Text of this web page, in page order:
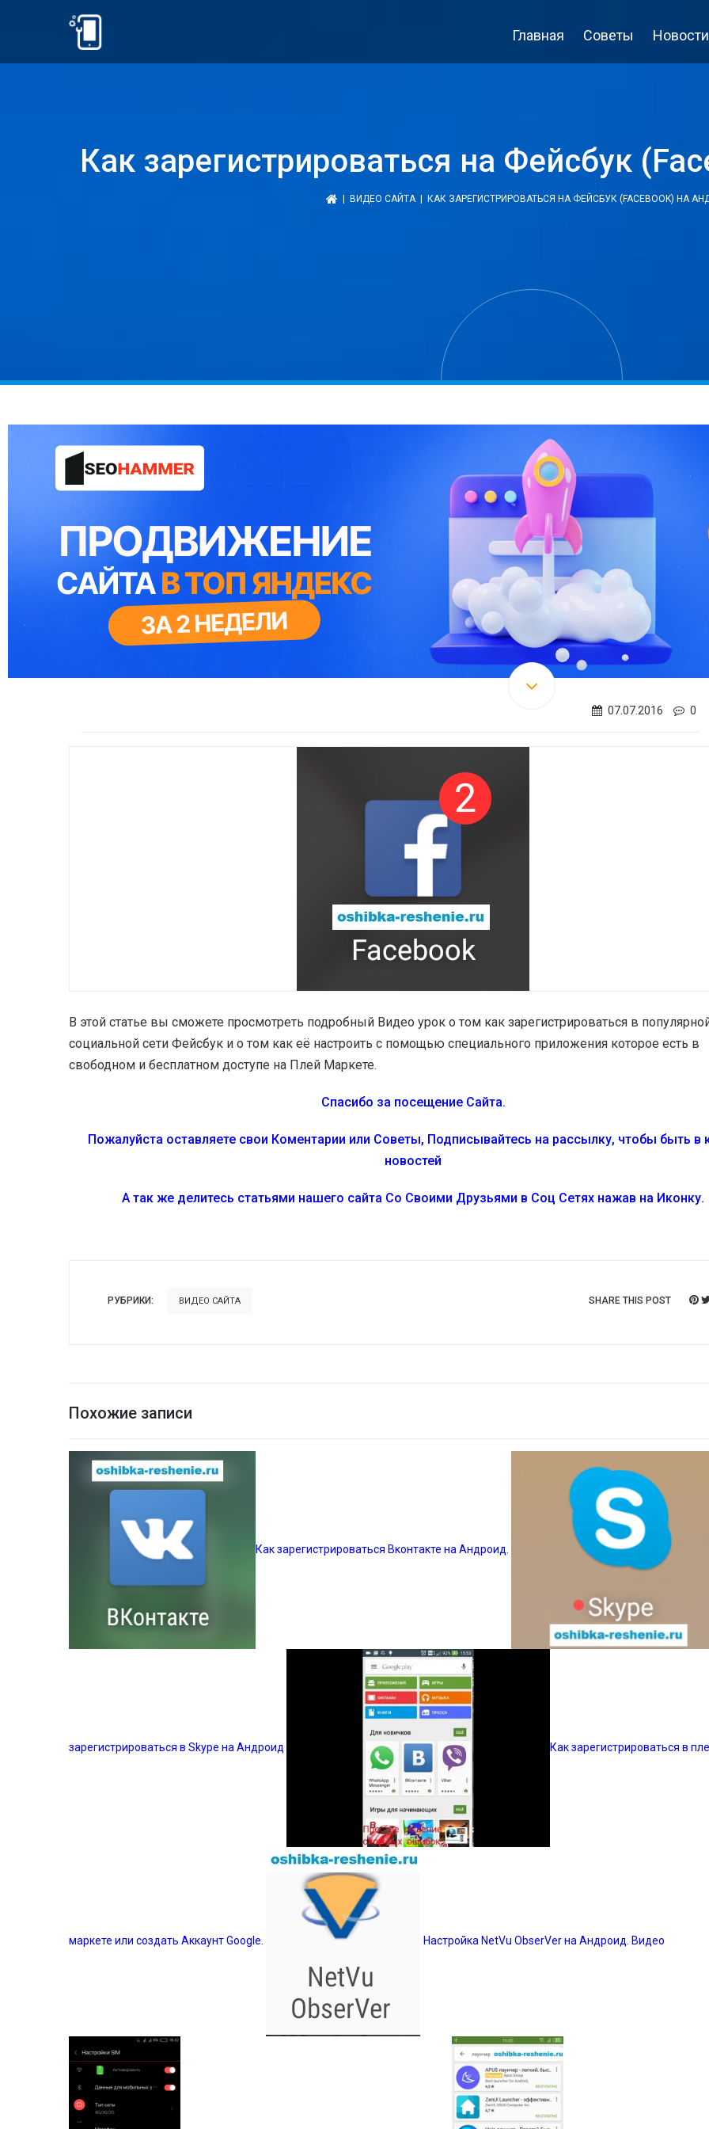
Главная Советы Новости
Как зарегистрироваться на Фейсбук
ВИДЕО САЙТА| КАК ЗАРЕГИСТРИРОВАТЬСЯ НА ФЕЙСБУК (FACEBOOK) НА
07.07.2016 0
В этой статье вы сможете просмотреть подробный Видео урок о том как зарегистрироваться в
социальной сети Фейсбук и о том как её настроить с помощью специального приложения которое есть в
свободном и бесплатном доступе на Плей Маркете.
Спасибо за посещение Сайта.
Пожалуйста оставляете свои Коментарии или Советы, Подписывайтесь на рассылку, чтобы быть в
новостей
А так же делитесь статьями нашего сайта Со Своими Друзьями в Соц Сетях нажав на Иконку.
РУБРИКИ: ВИДЕО САЙТА SHARE THIS POST
Похожие записи
Как зарегистрироваться Вконтакте на Андроид.
зарегистрироваться в Skype на Андроид Как зарегистрироваться в
маркете или создать Аккаунт Google. Настройка NetVu ObserVer на Андроид. Видео